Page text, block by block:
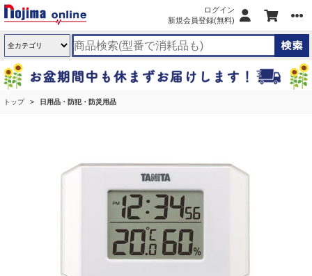
ログイン
新規会員登録(無料)
トップ 日用品・防犯・防災用品